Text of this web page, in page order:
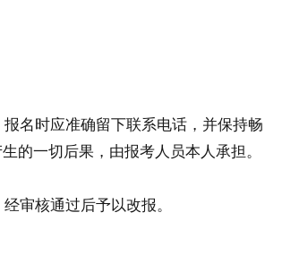
名时应准确留下联系电话，并保持畅
的一切后果，由报考人员本人承担。
审核通过后予以改报。